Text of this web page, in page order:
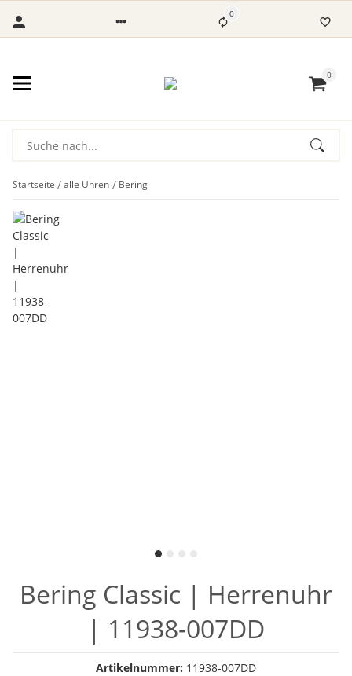
0
0
Startseite alle Uhren Bering
Bering Classic | Herrenuhr
| 11938-007DD
Artikelnummer: 11938-007DD